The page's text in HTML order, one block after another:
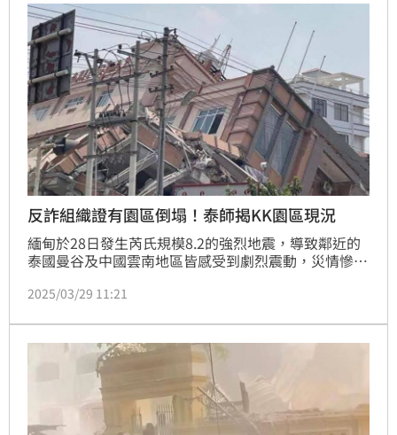
內戰和紛擾的政治情勢，是否會影響到救援行也引起關
注。
反詐組織證有園區倒塌！泰師揭KK園區現況
緬甸於28日發生芮氏規模8.2的強烈地震，導致鄰近的
泰國曼谷及中國雲南地區皆感受到劇烈震動，災情慘
城）多棟建築倒塌，而位於泰緬邊境的詐騙集團「KK
2025/03/29 11:21